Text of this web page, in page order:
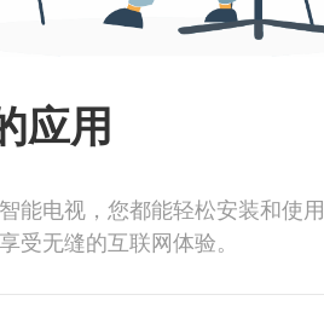
应用
电视，您都能轻松安装和使用
无缝的互联网体验。